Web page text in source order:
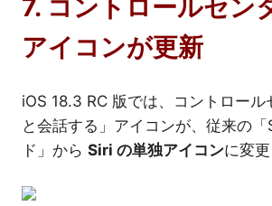
7. コントロールセン
アイコンが更新
iOS 18.3 RC 版では、コントロール
と会話する」アイコンが、従来の
ド」から Siri の単独アイコンに変更